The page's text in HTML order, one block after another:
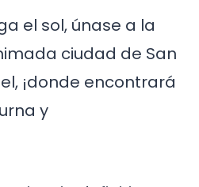
el sol, únase a la
ciudad de San
¡donde encontrará
y